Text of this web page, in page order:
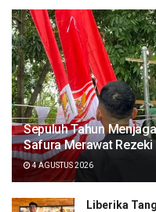
Sepuluh Tahun
Safura Merawat Rezeki
4 AGUSTUS 2026
Liberika